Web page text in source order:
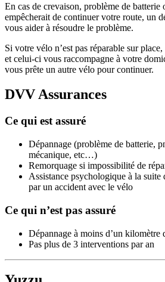
En cas de crevaison, problème de
empêcherait de continuer votre route, un
vous aider à résoudre le problème.
Si votre vélo n’est pas réparable sur
et celui-ci vous raccompagne à votre
vous prête un autre vélo pour continuer.
DVV Assurances
Ce qui est assuré
Dépannage (problème de batterie,
mécanique, etc…)
Remorquage si impossibilité de
Assistance psychologique à la suite
par un accident avec le vélo
Ce qui n’est pas assuré
Dépannage à moins d’un kilomètre
Pas plus de 3 interventions par an